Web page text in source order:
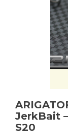
JerkBait
S20